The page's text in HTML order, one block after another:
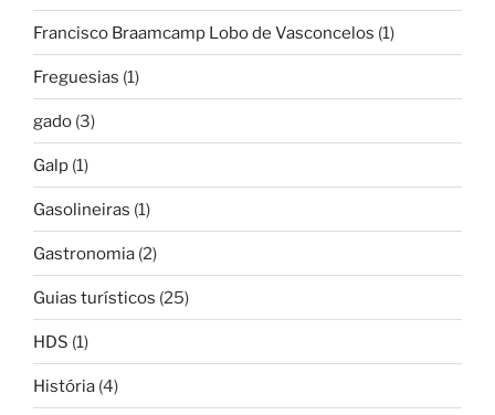
Francisco Braamcamp Lobo de Vasconcelos (1)
Freguesias (1)
gado (3)
Galp (1)
Gasolineiras (1)
Gastronomia (2)
Guias turísticos (25)
HDS (1)
História (4)